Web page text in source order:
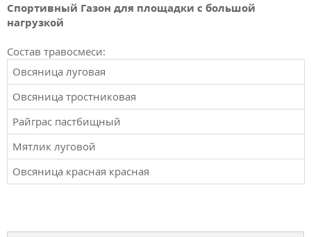
Спортивный Газон для площадки с большой
нагрузкой
Состав травосмеси:
Овсяница луговая
Овсяница тростниковая
Райграс пастбищный
Мятлик луговой
Овсяница красная красная